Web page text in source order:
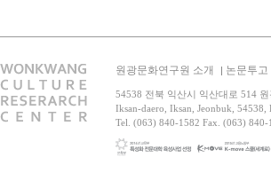
원광문화연구원 소개 논문투고
54538 전북 익산시 익산대로 514
Iksan-daero, Iksan, Jeonbuk, 54538,
Tel. (063) 840-1582 Fax. (063) 840-